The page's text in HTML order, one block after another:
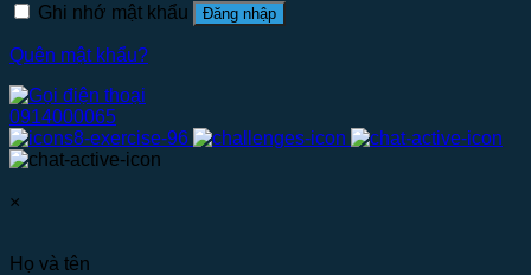
Ghi nhớ mật khẩu Đăng nhập
Quên mật khẩu?
0914000065
×
Họ và tên